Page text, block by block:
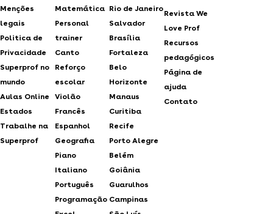
Menções
legais
Politica de
Privacidade
Superprof no
mundo
Aulas Online
Estados
Trabalhe na
Superprof
Matemática
Personal
trainer
Canto
Reforço
escolar
Violão
Francês
Espanhol
Geografia
Piano
Italiano
Português
Programação
Rio de Janeiro
Salvador
Brasília
Fortaleza
Belo
Horizonte
Manaus
Curitiba
Recife
Porto Alegre
Belém
Goiânia
Guarulhos
Campinas
Revista We
Love Prof
Recursos
pedagógicos
Página de
ajuda
Contato